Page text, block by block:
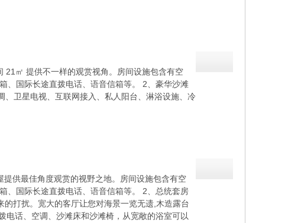
㎡ 提供不一样的观赏视角。房间设施包含有空
、国际长途直拨电话、语音信箱等。 2、豪华沙滩
卫星电视、互联网接入、私人阳台、淋浴设施、冷
供最佳角度观赏的视野之地。房间设施包含有空
、国际长途直拨电话、语音信箱等。 2、总统套房
打扰。宽大的客厅让您对海景一览无遗,木造露台
话、空调、沙滩床和沙滩椅，从宽敞的浴室可以